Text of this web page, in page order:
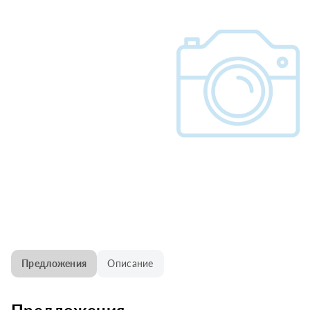
Предложения Описание